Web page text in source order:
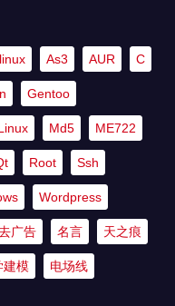
As3 AUR C
Gentoo
Md5 ME722
Root Ssh
Wordpress
广告 名言 天之痕
建模 电场线